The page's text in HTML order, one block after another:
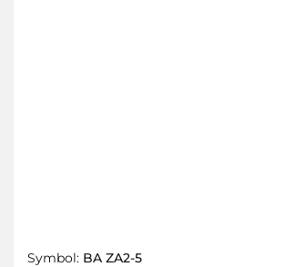
Symbol: BA ZA2-5